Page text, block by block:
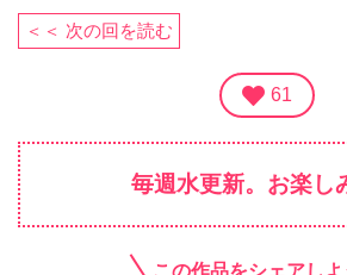
＜＜ 次の回を読む
61
毎週水更新。お楽し
この作品をシェアしよ